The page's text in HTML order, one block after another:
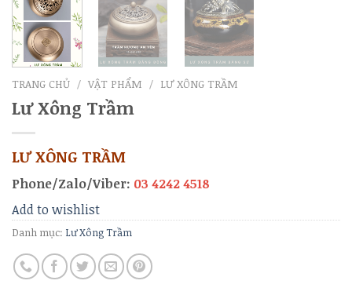
TRANG CHỦ / VẬT PHẨM / LƯ XÔNG TRẦM
Lư Xông Trầm
LƯ XÔNG TRẦM
Phone/Zalo/Viber: 03 4242 4518
Add to wishlist
Danh mục: Lư Xông Trầm